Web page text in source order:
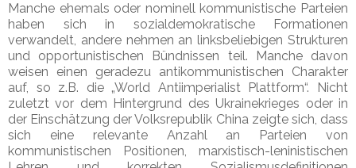
Manche ehemals oder nominell kommunistische Parteien
haben sich in sozialdemokratische Formationen
verwandelt, andere nehmen an linksbeliebigen Strukturen
und opportunistischen Bündnissen teil. Manche davon
weisen einen geradezu antikommunistischen Charakter
auf, so z.B. die „World Antiimperialist Plattform“. Nicht
zuletzt vor dem Hintergrund des Ukrainekrieges oder in
der Einschätzung der Volksrepublik China zeigte sich, dass
sich eine relevante Anzahl an Parteien von
kommunistischen Positionen, marxistisch-leninistischen